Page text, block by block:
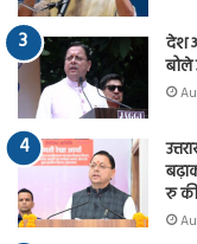
देश
बोले
रु की